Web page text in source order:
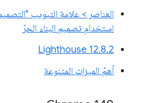
العناصر > علامة التبويب
استخدام تصميم البناء الحرّ
‫Lighthouse 12.8.2
أهمّ الميزات المتنوعة